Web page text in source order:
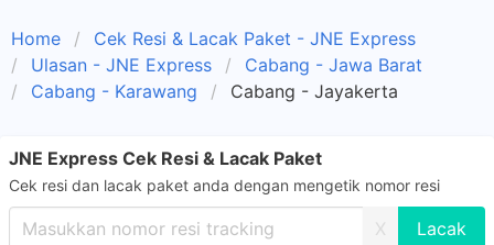
Home
Cek Resi & Lacak Paket - JNE Express
Ulasan - JNE Express
Cabang - Jawa Barat
Cabang - Karawang
Cabang - Jayakerta
JNE Express Cek Resi & Lacak Paket
Cek resi dan lacak paket anda dengan mengetik nomor resi
X